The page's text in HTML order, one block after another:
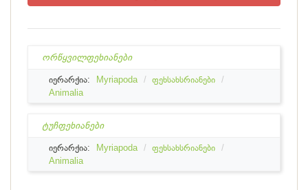
ორწყვილფეხიანები
იერარქია: Myriapoda
ფეხსახსრიანები
Animalia
ტუჩფეხიანები
იერარქია: Myriapoda
ფეხსახსრიანები
Animalia